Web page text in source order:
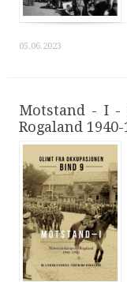
05.06.2023
Motstand - I -
Rogaland 1940-